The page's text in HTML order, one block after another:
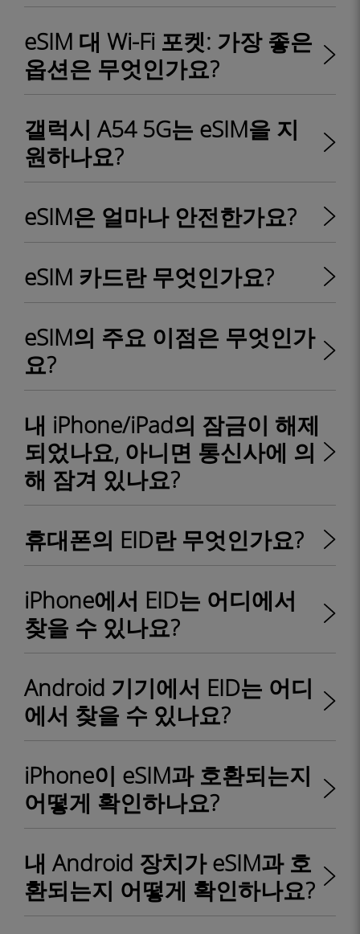
eSIM 대 Wi-Fi 포켓: 가장 좋은
옵션은 무엇인가요?
갤럭시 A54 5G는 eSIM을 지
원하나요?
eSIM은 얼마나 안전한가요?
eSIM 카드란 무엇인가요?
eSIM의 주요 이점은 무엇인가
요?
내 iPhone/iPad의 잠금이 해제
되었나요, 아니면 통신사에 의
해 잠겨 있나요?
휴대폰의 EID란 무엇인가요?
iPhone에서 EID는 어디에서
찾을 수 있나요?
Android 기기에서 EID는 어디
에서 찾을 수 있나요?
iPhone이 eSIM과 호환되는지
어떻게 확인하나요?
내 Android 장치가 eSIM과 호
환되는지 어떻게 확인하나요?